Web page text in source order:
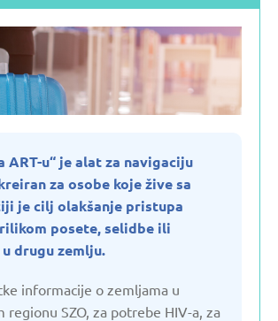
ART-u“ je alat za navigaciju
za osobe koje žive sa
je cilj olakšanje pristupa
posete, selidbe ili
drugu zemlju.
informacije o zemljama u
regionu SZO, za potrebe HIV-a, za